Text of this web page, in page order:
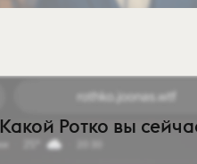
Какой Ротко вы